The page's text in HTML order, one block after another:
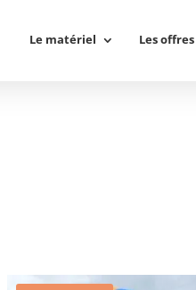
Le matériel Les offres